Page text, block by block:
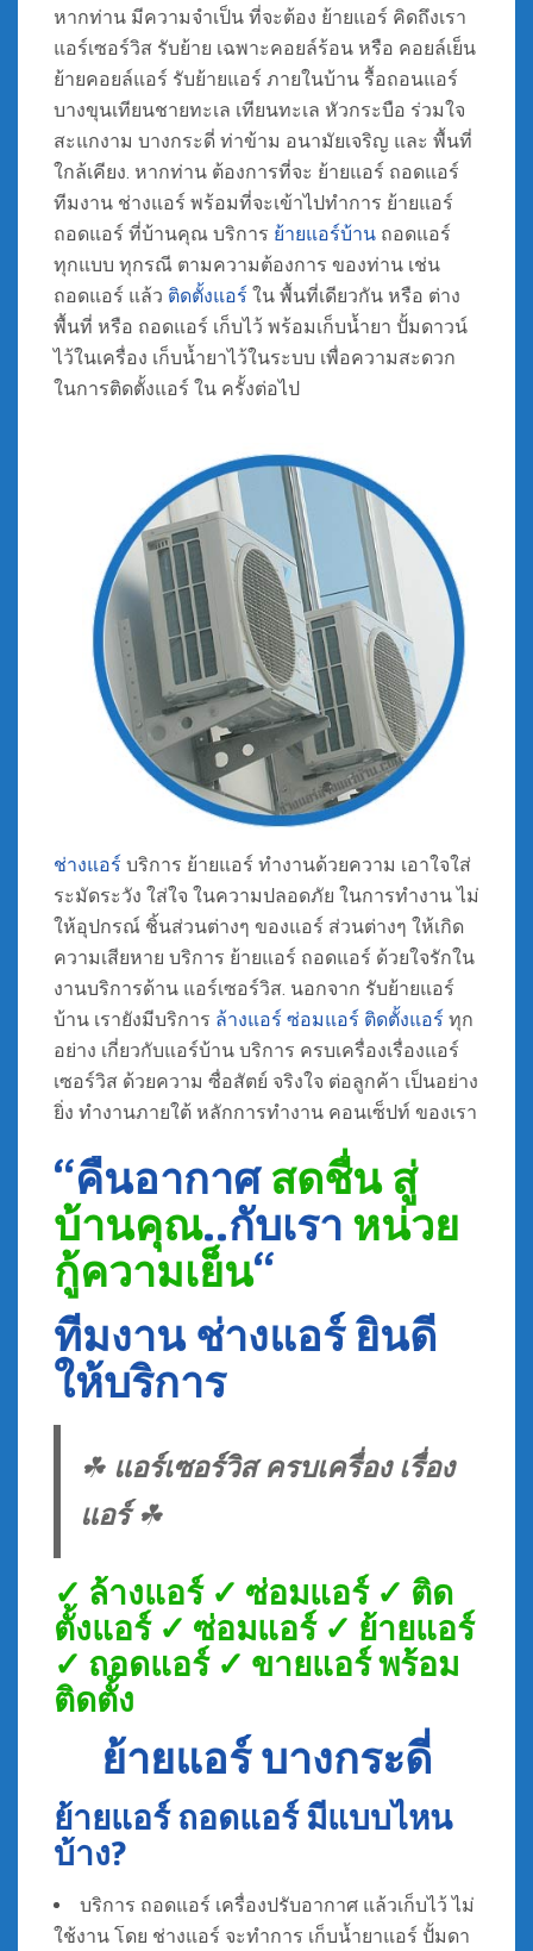
หากท่าน มีความจำเป็น ที่จะต้อง ย้ายแอร์ คิดถึงเรา
แอร์เซอร์วิส รับย้าย เฉพาะคอยล์ร้อน หรือ คอยล์เย็น
ย้ายคอยล์แอร์ รับย้ายแอร์ ภายในบ้าน รื้อถอนแอร์
บางขุนเทียนชายทะเล เทียนทะเล หัวกระบือ ร่วมใจ
สะแกงาม บางกระดี่ ท่าข้าม อนามัยเจริญ และ พื้นที่
ใกล้เคียง. หากท่าน ต้องการที่จะ ย้ายแอร์ ถอดแอร์
ทีมงาน ช่างแอร์ พร้อมที่จะเข้าไปทำการ ย้ายแอร์
ถอดแอร์ ที่บ้านคุณ บริการ ย้ายแอร์บ้าน ถอดแอร์
ทุกแบบ ทุกรณี ตามความต้องการ ของท่าน เช่น
ถอดแอร์ แล้ว ติดตั้งแอร์ ใน พื้นที่เดียวกัน หรือ ต่าง
พื้นที่ หรือ ถอดแอร์ เก็บไว้ พร้อมเก็บน้ำยา ปั้มดาวน์
ไว้ในเครื่อง เก็บน้ำยาไว้ในระบบ เพื่อความสะดวก
ในการติดตั้งแอร์ ใน ครั้งต่อไป
ช่างแอร์ บริการ ย้ายแอร์ ทำงานด้วยความ เอาใจใส่
ระมัดระวัง ใส่ใจ ในความปลอดภัย ในการทำงาน ไม่
ให้อุปกรณ์ ชิ้นส่วนต่างๆ ของแอร์ ส่วนต่างๆ ให้เกิด
ความเสียหาย บริการ ย้ายแอร์ ถอดแอร์ ด้วยใจรักใน
งานบริการด้าน แอร์เซอร์วิส. นอกจาก รับย้ายแอร์
บ้าน เรายังมีบริการ ล้างแอร์ ซ่อมแอร์ ติดตั้งแอร์ ทุก
อย่าง เกี่ยวกับแอร์บ้าน บริการ ครบเครื่องเรื่องแอร์
เซอร์วิส ด้วยความ ซื่อสัตย์ จริงใจ ต่อลูกค้า เป็นอย่าง
ยิ่ง ทำงานภายใต้ หลักการทำงาน คอนเซ็ปท์ ของเรา
“คืนอากาศสดชื่น สู่
บ้านคุณ..กับเรา หน่วย
กู้ความเย็น“
ทีมงาน ช่างแอร์ ยินดี
ให้บริการ
☘ แอร์เซอร์วิส ครบเครื่อง เรื่อง
แอร์ ☘
✓ ล้างแอร์ ✓ ซ่อมแอร์ ✓ ติด
ตั้งแอร์ ✓ ซ่อมแอร์ ✓ ย้ายแอร์
✓ ถอดแอร์ ✓ ขายแอร์ พร้อม
ติดตั้ง
ย้ายแอร์ บางกระดี่
ย้ายแอร์ ถอดแอร์ มีแบบไหน
บ้าง?
บริการ ถอดแอร์ เครื่องปรับอากาศ แล้วเก็บไว้ ไม่
ใช้งาน โดย ช่างแอร์ จะทำการ เก็บน้ำยาแอร์ ปั้มดา